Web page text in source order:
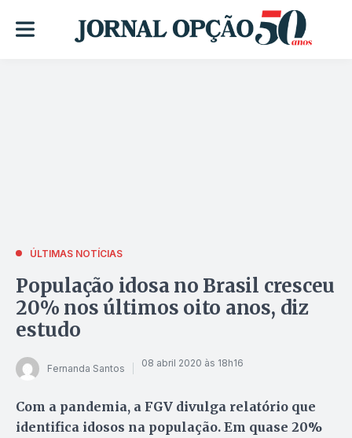
ÚLTIMAS NOTÍCIAS
População idosa no Brasil cresceu
20% nos últimos oito anos, diz
estudo
Fernanda Santos 08 abril 2020 às 18h16
Com a pandemia, a FGV divulga relatório que
identifica idosos na população. Em quase 20%